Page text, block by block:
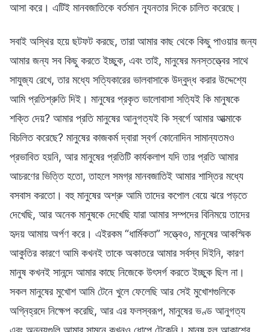
আসা করে। এটিই মানবজাতিকে বর্তমান ন্যূনতার দিকে চালিত করেছে।
সবাই অস্থির হয়ে ছটফট করছে, তারা আমার কাছ থেকে কিছু পাওয়ার জন্য
আমার জন্য সব কিছু করতে ইচ্ছুক, এবং তাই, মানুষের মনস্তত্ত্বের সাথে
সাযুজ্য রেখে, তার মধ্যে সত্যিকারের ভালবাসাকে উদ্বুদ্ধ করার উদ্দেশ্যে
আমি প্রতিশ্রুতি দিই। মানুষের প্রকৃত ভালোবাসা সত্যিই কি মানুষকে
শক্তি দেয়? আমার প্রতি মানুষের আনুগত্যই কি স্বর্গে আমার আত্মাকে
বিচলিত করেছে? মানুষের কাজকর্ম দ্বারা স্বর্গ কোনোদিন সামান্যতমও
প্রভাবিত হয়নি, আর মানুষের প্রতিটি কার্যকলাপ যদি তার প্রতি আমার
আচরণের ভিত্তি হতো, তাহলে সমগ্র মানবজাতিই আমার শাস্তির মধ্যে
বসবাস করতো। বহু মানুষের অশ্রু আমি তাদের কপোল বেয়ে ঝরে পড়তে
দেখেছি, আর অনেক মানুষকে দেখেছি যারা আমার সম্পদের বিনিময়ে তাদের
হৃদয় আমায় অর্পণ করে। এইরকম “ধার্মিকতা” সত্ত্বেও, মানুষের আকস্মিক
আকুতির কারণে আমি কখনই তাকে অকাতরে আমার সর্বস্ব দিইনি, কারণ
মানুষ কখনই সানন্দে আমার কাছে নিজেকে উৎসর্গ করতে ইচ্ছুক ছিল না।
সকল মানুষের মুখোশ আমি টেনে খুলে ফেলেছি আর সেই মুখোশগুলিকে
অগ্নিহ্রদে নিক্ষেপ করেছি, আর এর ফলস্বরূপ, মানুষের ভণ্ড আনুগত্য